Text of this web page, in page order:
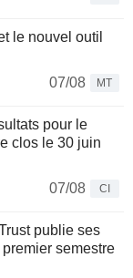
le nouvel outil
07/08
MT
pour le
clos le 30 juin
07/08
CI
publie ses
semestre